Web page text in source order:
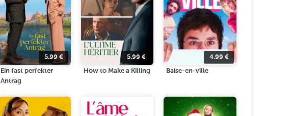
5.99€
Ein fast perfekter
Antrag
5.99 €
How to Make a Killing
4.99€
Baise-en-ville